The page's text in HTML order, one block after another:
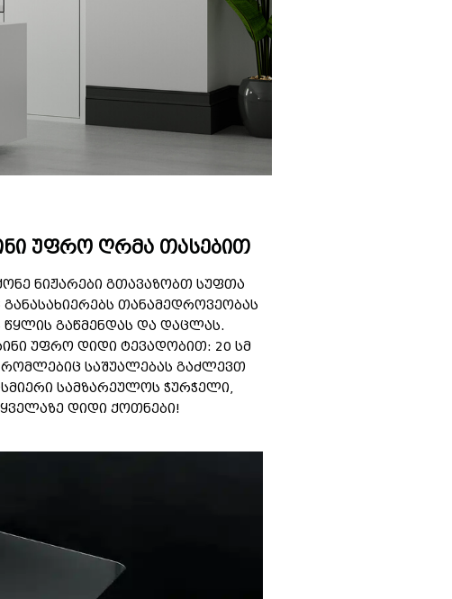
უფრო ღრმა თასებით
ნიჟარები გთავაზობთ სუფთა
თანამედროვეობას
გაწმენდას და დაცლას.
უფრო დიდი ტევადობით: 20 სმ
რომლებიც საშუალებას გაძლევთ
სამზარეულოს ჭურჭელი,
დიდი ქოთნები!